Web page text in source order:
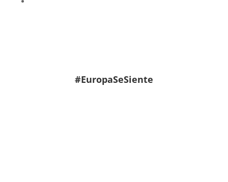
#EuropaSeSiente